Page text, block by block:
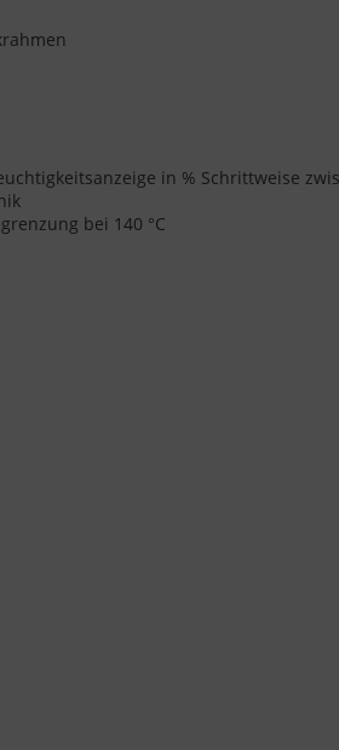
in % Schrittweise
bei 140 °C